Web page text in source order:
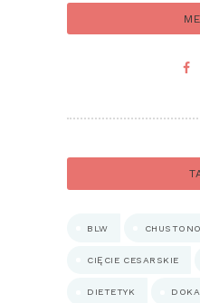
BLW
CIĘCIE CESARSKIE
DIETETYK